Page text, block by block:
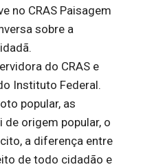
no CRAS Paisagem
sobre a
do CRAS e
Instituto Federal.
popular, as
de origem popular, o
a diferença entre
de todo cidadão e